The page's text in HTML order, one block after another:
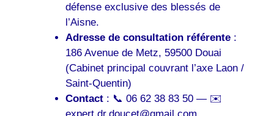
défense exclusive des blessés de
l’Aisne.
Adresse de consultation référente:
186 Avenue de Metz, 59500 Douai
(Cabinet principal couvrant l’axe Laon /
Saint-Quentin)
Contact: 📞 06 62 38 83 50 — ✉️